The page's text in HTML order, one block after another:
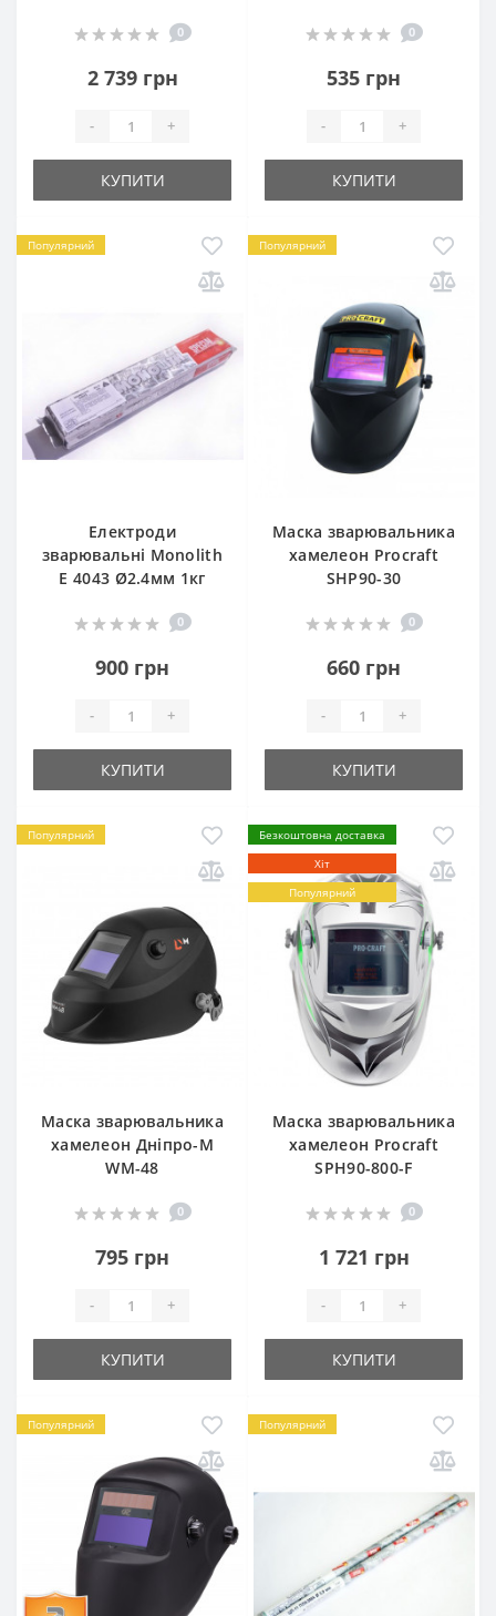
0
2 739 грн
- +
КУПИТИ
0
535 грн
- +
КУПИТИ
Популярний
Електроди
зварювальні Monolith
E 4043 Ø2.4мм 1кг
0
900 грн
- +
КУПИТИ
Популярний
Маска зварювальника
хамелеон Procraft
SHP90-30
0
660 грн
- +
КУПИТИ
Популярний
Маска зварювальника
хамелеон Дніпро-М
WM-48
0
795 грн
- +
КУПИТИ
Безкоштовна доставка
Хіт
Популярний
Маска зварювальника
хамелеон Procraft
SPH90-800-F
0
1 721 грн
- +
КУПИТИ
Популярний Популярний